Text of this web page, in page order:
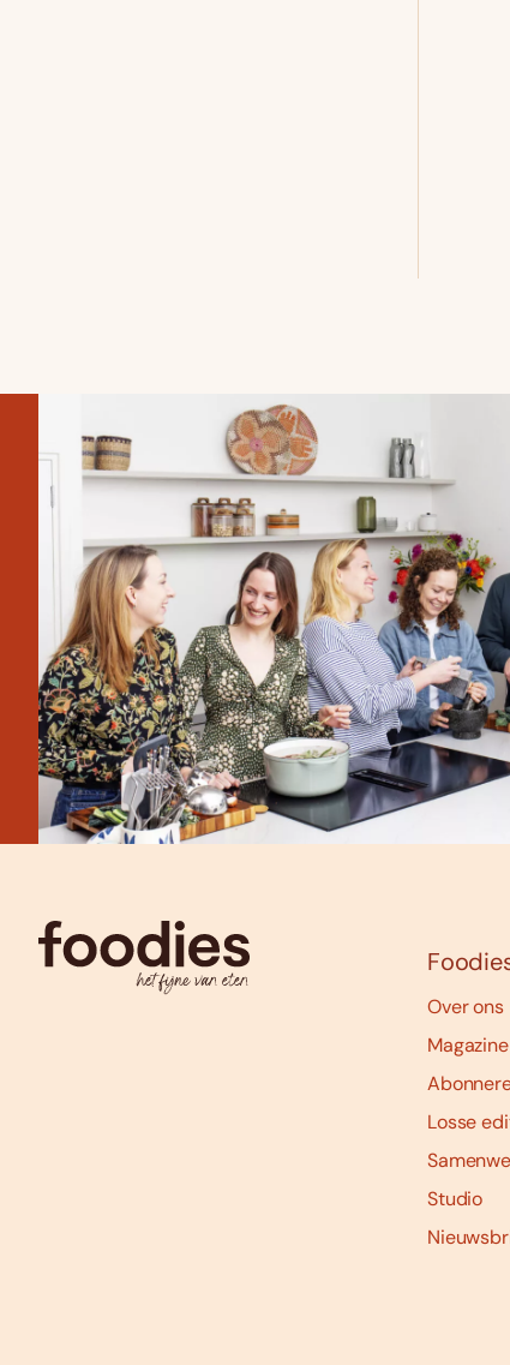
Over ons
Magazine
Losse
Studio